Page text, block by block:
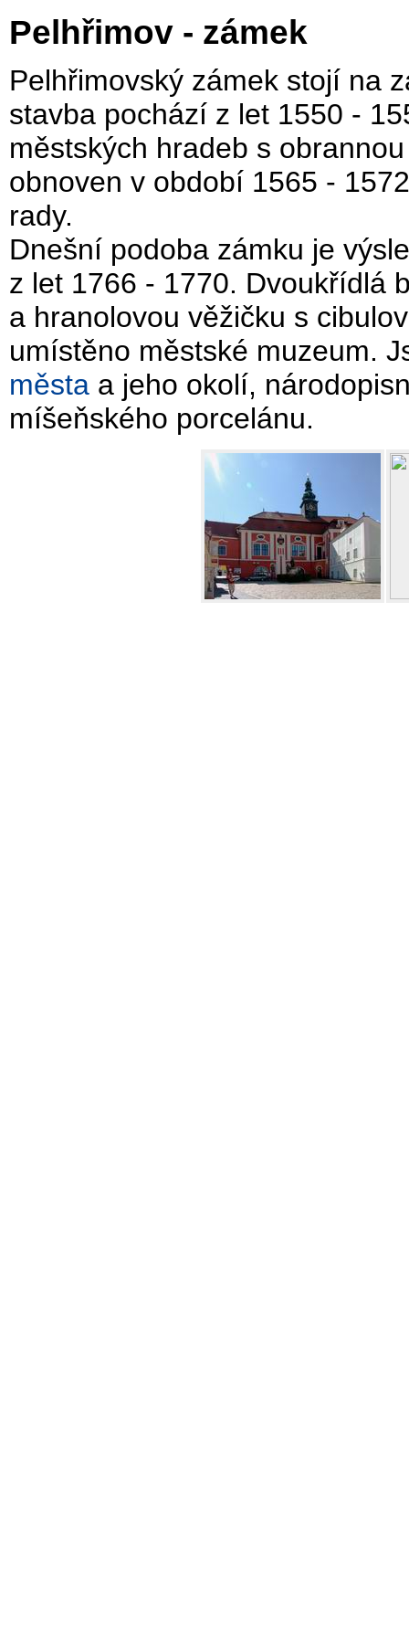
Pelhřimov - zámek
Pelhřimovský zámek stojí na
stavba pochází z let 1550 -
městských hradeb s
obnoven v období 1565 -
rady.
Dnešní podoba zámku je
z let 1766 - 1770. Dvoukřídlá
a hranolovou věžičku s
umístěno městské muzeum.
města a jeho okolí,
míšeňského porcelánu.